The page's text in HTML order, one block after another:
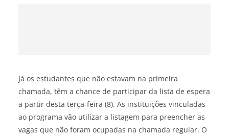
Já os estudantes que não estavam na primeira
chamada, têm a chance de participar da lista de espera
a partir desta terça-feira (8). As instituições vinculadas
ao programa vão utilizar a listagem para preencher as
vagas que não foram ocupadas na chamada regular. O